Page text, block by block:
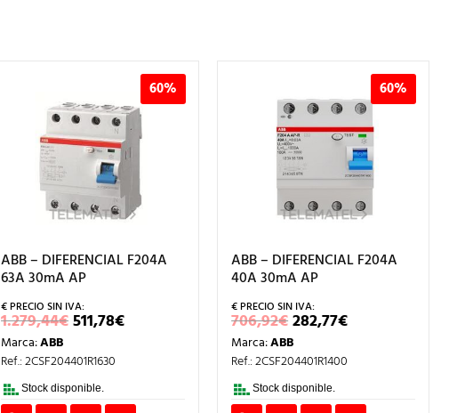
60%
ABB – DIFERENCIAL F204A
63A 30mA AP
1.279,44€EL
PRECIO
ERA:
1.279,44€.
511,78€EL
PRECIO
Marca:ABB
Ref.: 2CSF204401R1630
Stock disponible.
60%
ABB – DIFERENCIAL F204A
40A 30mA AP
706,92€EL
PRECIO
ORIGINAL
ERA:
706,92€.
282,77€EL
PRECIO
Marca:ABB
Ref.: 2CSF204401R1400
Stock disponible.